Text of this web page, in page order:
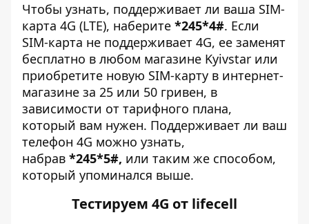
Чтобы узнать, поддерживает ли ваша SIM-
карта 4G (LTE), наберите *245*4#. Если
SIM-карта не поддерживает 4G, ее заменят
бесплатно в любом магазине Kyivstar или
приобретите новую SIM-карту в интернет-
магазине за 25 или 50 гривен, в
зависимости от тарифного плана,
который вам нужен. Поддерживает ли ваш
телефон 4G можно узнать,
набрав *245*5#, или таким же способом,
который упоминался выше.
Тестируем 4G от lifecell